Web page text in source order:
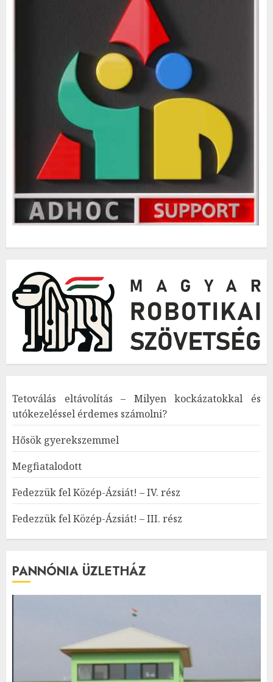
Tetoválás eltávolítás – Milyen kockázatokkal és
utókezeléssel érdemes számolni?
Hősök gyerekszemmel
Megfiatalodott
Fedezzük fel Közép-Ázsiát! – IV. rész
Fedezzük fel Közép-Ázsiát! – III. rész
PANNÓNIA ÜZLETHÁZ